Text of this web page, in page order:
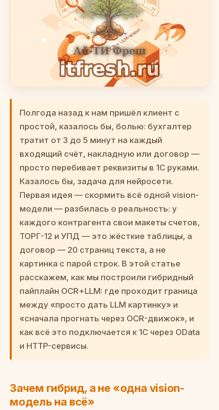
Полгода назад к нам пришёл клиент с
простой, казалось бы, болью: бухгалтер
тратит от 3 до 5 минут на каждый
входящий счёт, накладную или договор —
просто перебивает реквизиты в 1С руками.
Казалось бы, задача для нейросети.
Первая идея — скормить всё одной vision-
модели — разбилась о реальность: у
каждого контрагента свои макеты счетов,
ТОРГ-12 и УПД — это жёсткие таблицы, а
договор — 20 страниц текста, а не
картинка с парой строк. В этой статье
расскажем, как мы построили гибридный
пайплайн OCR+LLM: где проходит граница
между «просто дать LLM картинку» и
«сначала прогнать через OCR-движок», и
как всё это подключается к 1С через OData
и HTTP-сервисы.
Зачем гибрид, а не «одна vision-
модель на всё»